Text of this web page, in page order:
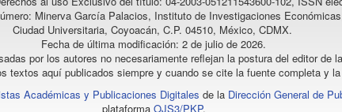
Minerva García Palacios, Instituto de Investigaciones
Ciudad Universitaria, Coyoacán, C.P. 04510, México, CDMX.
Fecha de última modificación: 2 de julio de 2026.
por los autores no necesariamente reflejan la postura del editor de
textos aquí publicados siempre y cuando se cite la fuente completa y
Académicas y Publicaciones Digitales de la Dirección General de
plataforma OJS3/PKP.